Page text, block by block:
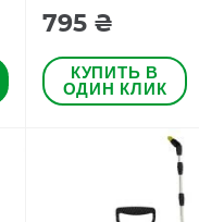
795 ₴
КУПИТЬ В
ОДИН КЛИК